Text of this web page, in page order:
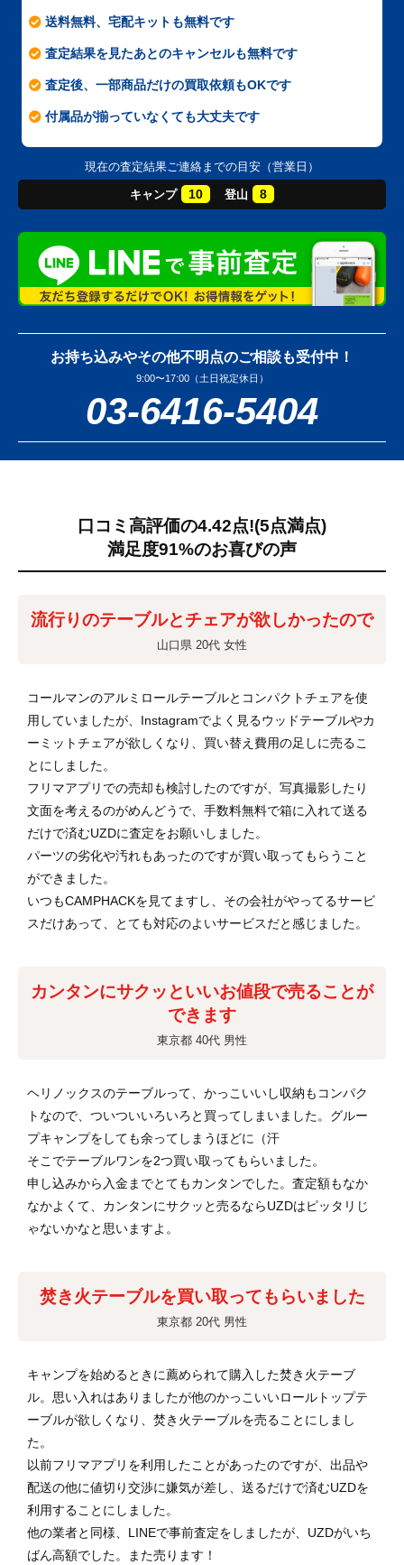
送料無料、宅配キットも無料です
査定結果を見たあとのキャンセルも無料です
査定後、一部商品だけの買取依頼もOKです
付属品が揃っていなくても大丈夫です
現在の査定結果ご連絡までの目安（営業日）
キャンプ 10 登山 8
お持ち込みやその他不明点のご相談も受付中！
9:00〜17:00（土日祝定休日）
03-6416-5404
口コミ高評価の4.42点!(5点満点)
満足度91%のお喜びの声
流行りのテーブルとチェアが欲しかったので
山口県 20代 女性
コールマンのアルミロールテーブルとコンパクトチェアを使
用していましたが、Instagramでよく見るウッドテーブルやカ
ーミットチェアが欲しくなり、買い替え費用の足しに売るこ
とにしました。
フリマアプリでの売却も検討したのですが、写真撮影したり
文面を考えるのがめんどうで、手数料無料で箱に入れて送る
だけで済むUZDに査定をお願いしました。
パーツの劣化や汚れもあったのですが買い取ってもらうこと
ができました。
いつもCAMPHACKを見てますし、その会社がやってるサービ
スだけあって、とても対応のよいサービスだと感じました。
カンタンにサクッといいお値段で売ることが
できます
東京都 40代 男性
ヘリノックスのテーブルって、かっこいいし収納もコンパク
トなので、ついついいろいろと買ってしまいました。グルー
プキャンプをしても余ってしまうほどに（汗
そこでテーブルワンを2つ買い取ってもらいました。
申し込みから入金までとてもカンタンでした。査定額もなか
なかよくて、カンタンにサクッと売るならUZDはピッタリじ
ゃないかなと思いますよ。
焚き火テーブルを買い取ってもらいました
東京都 20代 男性
キャンプを始めるときに薦められて購入した焚き火テーブ
ル。思い入れはありましたが他のかっこいいロールトップテ
ーブルが欲しくなり、焚き火テーブルを売ることにしまし
た。
以前フリマアプリを利用したことがあったのですが、出品や
配送の他に値切り交渉に嫌気が差し、送るだけで済むUZDを
利用することにしました。
他の業者と同様、LINEで事前査定をしましたが、UZDがいち
ばん高額でした。また売ります！